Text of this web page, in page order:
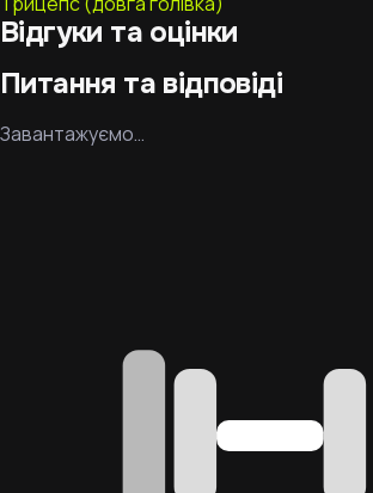
Відгуки та оцінки
Питання та відповіді
Завантажуємо…